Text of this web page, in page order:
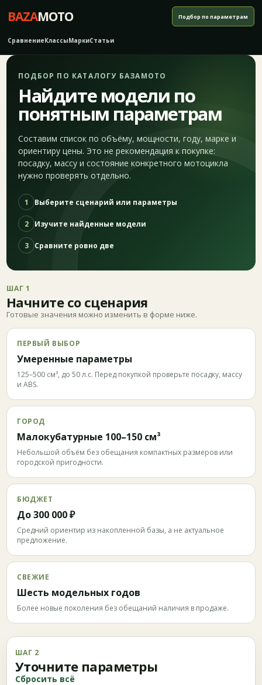
BAZAMOTO
СравнениеКлассыМаркиСтатьи
Подбор по параметрам
ПОДБОР ПО КАТАЛОГУ БАЗАМОТО
Найдите модели по
понятным параметрам
Составим список по объёму, мощности, году, марке и
ориентиру цены. Это не рекомендация к покупке:
посадку, массу и состояние конкретного мотоцикла
нужно проверять отдельно.
1 Выберите сценарий или параметры
2 Изучите найденные модели
3 Сравните ровно две
ШАГ 1
Начните со сценария
Готовые значения можно изменить в форме ниже.
ПЕРВЫЙ ВЫБОР
Умеренные параметры
125–500 см³, до 50 л.с. Перед покупкой проверьте посадку, массу
и ABS.
ГОРОД
Малокубатурные 100–150 см³
Небольшой объём без обещания компактных размеров или
городской пригодности.
БЮДЖЕТ
До 300 000 ₽
Средний ориентир из накопленной базы, а не актуальное
предложение.
СВЕЖИЕ
Шесть модельных годов
Более новые поколения без обещаний наличия в продаже.
ШАГ 2
Уточните параметры
Сбросить всё